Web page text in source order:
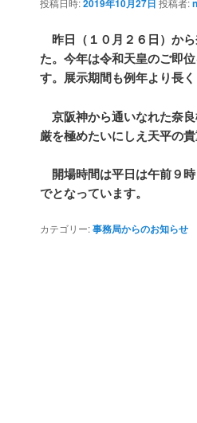
投稿日時:2019年10月27日 投稿者:
昨日（１０月２６日）か
た。今年は令和天皇のご即
す。展示期間も例年より長
京阪神から通いなれた奈
厳を極めたいにしえ天平の
開場時間は平日は午前９
でとなっています。
カテゴリー:事務局からのお知らせ